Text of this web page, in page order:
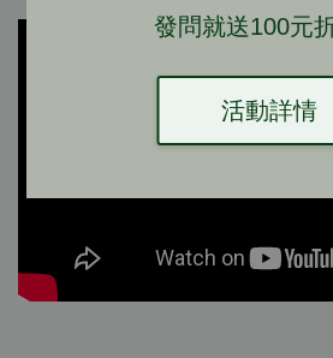
發問就送100元
活動詳情